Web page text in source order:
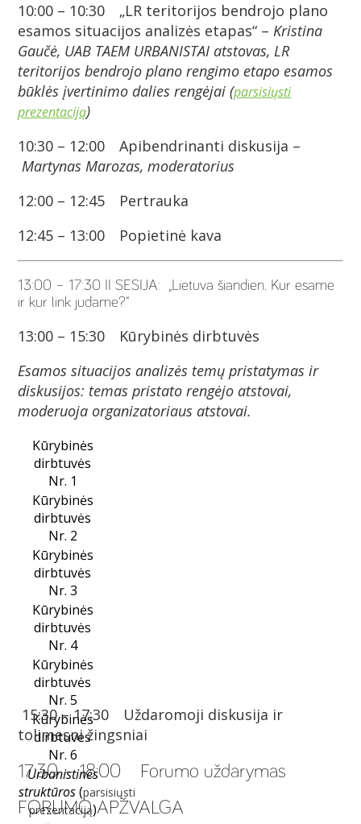
10:00 – 10:30 „LR teritorijos bendrojo plano
esamos situacijos analizės etapas“ –Kristina
Gaučė, UAB TAEM URBANISTAI atstovas, LR
teritorijos bendrojo plano rengimo etapo esamos
būklės įvertinimo dalies rengėjai (parsisiųsti
prezentaciją)
10:30 – 12:00 Apibendrinanti diskusija –
Martynas Marozas, moderatorius
12:00 – 12:45 Pertrauka
12:45 – 13:00 Popietinė kava
13:00 – 17:30 II SESIJA: „Lietuva šiandien. Kur esame
ir kur link judame?“
13:00 – 15:30 Kūrybinės dirbtuvės
Esamos situacijos analizės temų pristatymas ir
diskusijos: temas pristato rengėjo atstovai,
moderuoja organizatoriaus atstovai.
Kūrybinės
dirbtuvės
Nr. 1
Kūrybinės
dirbtuvės
Nr. 2
Kūrybinės
dirbtuvės
Nr. 3
Kūrybinės
dirbtuvės
Nr. 4
Kūrybinės
dirbtuvės
Nr. 5
Kūrybinės
dirbtuvės
Nr. 6
Urbanistinės
struktūros(parsisiųsti
prezentaciją)
15:30 – 17:30 Uždaromoji diskusija ir
tolimesni žingsniai
17:30 – 18:00 Forumo uždarymas
FORUMO APŽVALGA